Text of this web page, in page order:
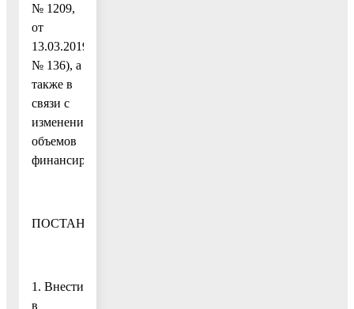
№ 1209,
от
13.03.2019
№ 136), а
также в
связи с
изменением
объемов
финансирования
ПОСТАНОВЛЯЮ:
1. Внести
в